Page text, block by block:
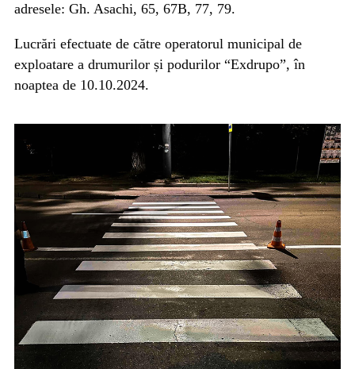
adresele: Gh. Asachi, 65, 67B, 77, 79.
Lucrări efectuate de către operatorul municipal de
exploatare a drumurilor și podurilor “Exdrupo”, în
noaptea de 10.10.2024.